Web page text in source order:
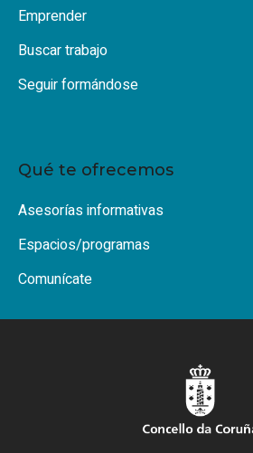
Emprender
Buscar trabajo
Seguir formándose
Qué te ofrecemos
Asesorías informativas
Espacios/programas
Comunícate